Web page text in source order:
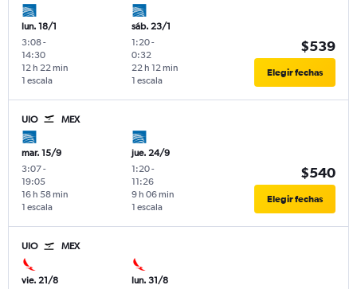
lun. 18/1
3:08-
14:30
1 escala
12 h 22 min
sáb. 23/1
1:20-
0:32
1 escala
22 h 12 min
$539
Elegir fechas
UIO MEX
mar. 15/9
3:07-
19:05
1 escala
16 h 58 min
jue. 24/9
1:20-
11:26
1 escala
9 h 06 min
$540
Elegir fechas
UIO MEX
vie. 21/8
lun. 31/8